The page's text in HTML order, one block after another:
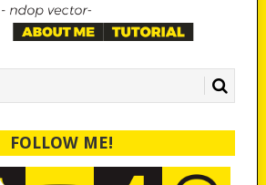
FOLLOW ME!